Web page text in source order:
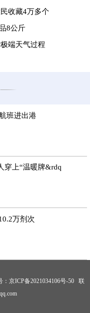
收藏4万多个
8公斤
端天气过程
班进出港
穿上“温暖牌&rdq
万剂次
京ICP备2021034106号-50 联